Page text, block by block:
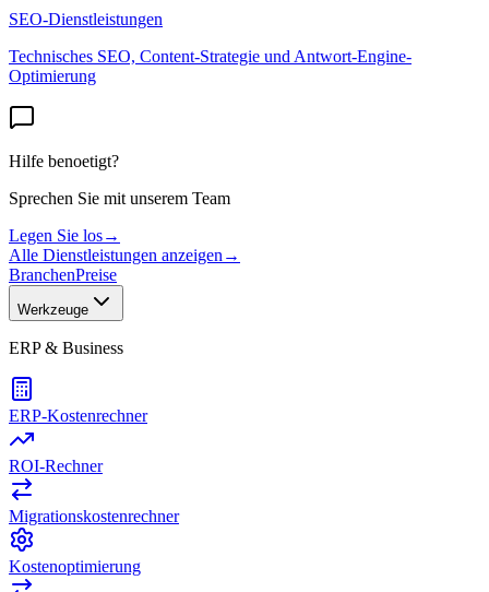
SEO-Dienstleistungen
Technisches SEO, Content-Strategie und Antwort-Engine-
Optimierung
Hilfe benoetigt?
Sprechen Sie mit unserem Team
Legen Sie los→
Alle Dienstleistungen anzeigen →
BranchenPreise
Werkzeuge
ERP & Business
ERP-Kostenrechner
ROI-Rechner
Migrationskostenrechner
Kostenoptimierung